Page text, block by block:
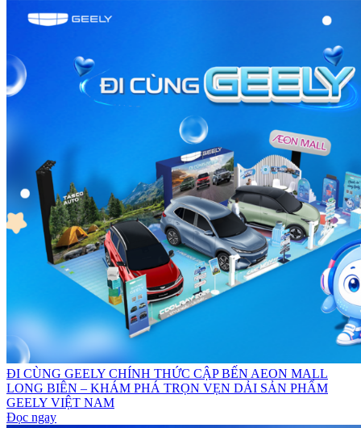
ĐI CÙNG GEELY CHÍNH THỨC CẬP BẾN AEON MALL
LONG BIÊN – KHÁM PHÁ TRỌN VẸN DẢI SẢN PHẨM
GEELY VIỆT NAM
Đọc ngay